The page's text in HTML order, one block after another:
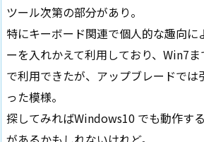
ツール次第の部分があり。
特にキーボード関連で個人的な趣向に
ーを入れかえて利用しており、Win7
で利用できたが、アップブレードでは
った模様。
探してみればWindows10 でも動作す